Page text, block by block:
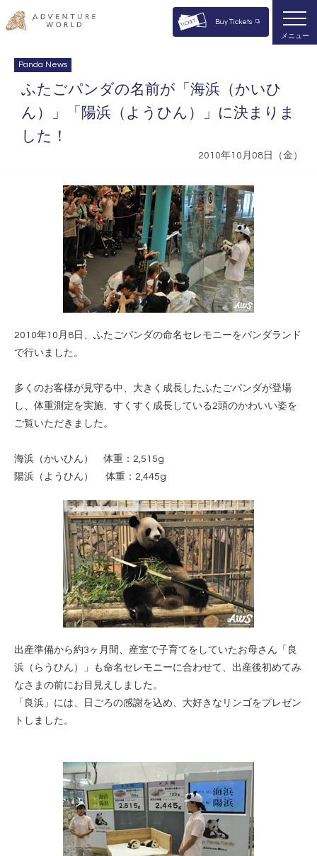
Buy Tickets
メニュー
Panda News
ふたごパンダの名前が「海浜（かいひ
ん）」「陽浜（ようひん）」に決まりま
した！
2010年10月08日（金）
2010年10月8日、ふたごパンダの命名セレモニーをパンダランド
で行いました。
多くのお客様が見守る中、大きく成長したふたごパンダが登場
し、体重測定を実施、すくすく成長している2頭のかわいい姿を
ご覧いただきました。
海浜（かいひん） 体重：2,515g
陽浜（ようひん） 体重：2,445g
出産準備から約3ヶ月間、産室で子育てをしていたお母さん「良
浜（らうひん）」も命名セレモニーに合わせて、出産後初めてみ
なさまの前にお目見えしました。
「良浜」には、日ごろの感謝を込め、大好きなリンゴをプレゼン
トしました。